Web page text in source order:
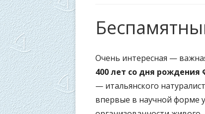
Очень интересная —
400 лет со дня рождения
— итальянского
впервые в научной форме